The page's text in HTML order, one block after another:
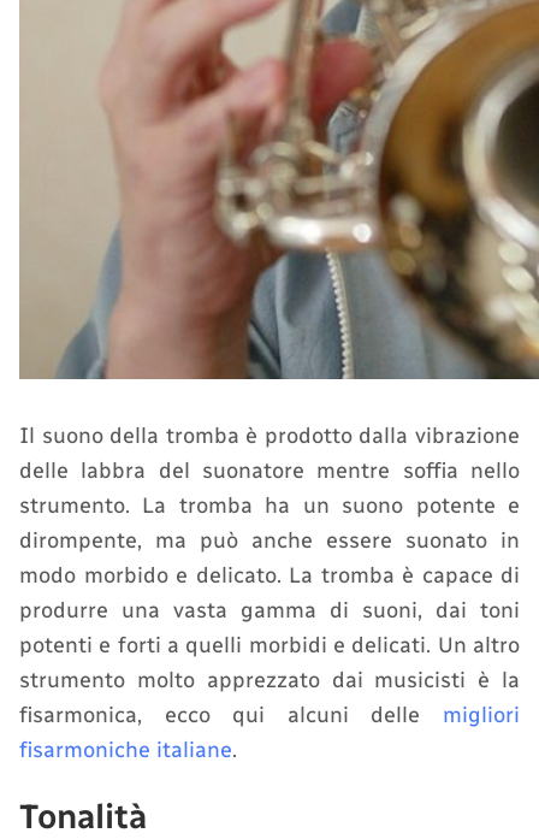
Il suono della tromba è prodotto dalla vibrazione
delle labbra del suonatore mentre soffia nello
strumento. La tromba ha un suono potente e
dirompente, ma può anche essere suonato in
modo morbido e delicato. La tromba è capace di
produrre una vasta gamma di suoni, dai toni
potenti e forti a quelli morbidi e delicati. Un altro
strumento molto apprezzato dai musicisti è la
fisarmonica, ecco qui alcuni delle migliori
fisarmoniche italiane.
Tonalità